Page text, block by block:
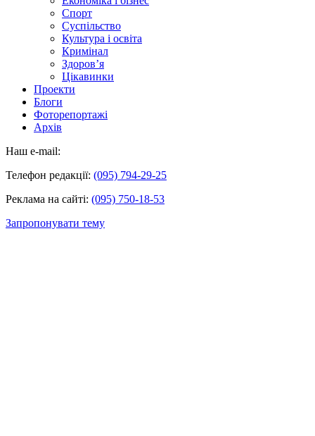
Спорт
Суспільство
Культура і освіта
Кримінал
Здоров’я
Цікавинки
Проекти
Блоги
Фоторепортажі
Архів
Наш e-mail:
Телефон редакції: (095) 794-29-25
Реклама на сайті: (095) 750-18-53
Запропонувати тему